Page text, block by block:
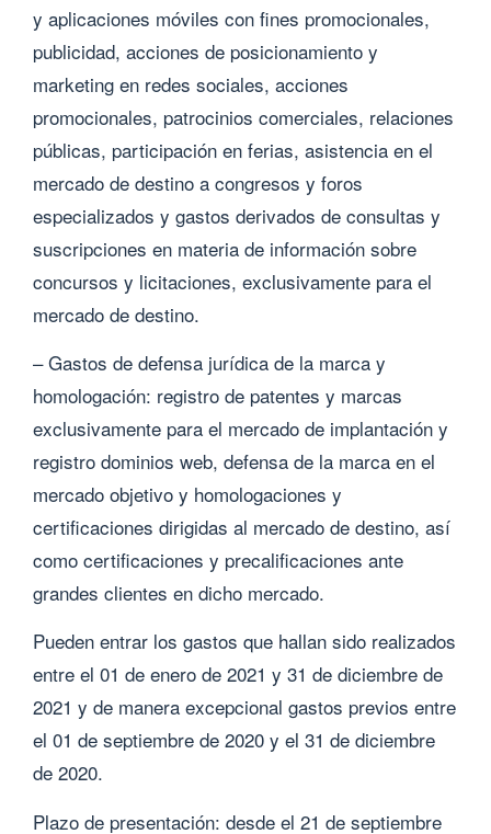
y aplicaciones móviles con fines promocionales,
publicidad, acciones de posicionamiento y
marketing en redes sociales, acciones
promocionales, patrocinios comerciales, relaciones
públicas, participación en ferias, asistencia en el
mercado de destino a congresos y foros
especializados y gastos derivados de consultas y
suscripciones en materia de información sobre
concursos y licitaciones, exclusivamente para el
mercado de destino.
– Gastos de defensa jurídica de la marca y
homologación: registro de patentes y marcas
exclusivamente para el mercado de implantación y
registro dominios web, defensa de la marca en el
mercado objetivo y homologaciones y
certificaciones dirigidas al mercado de destino, así
como certificaciones y precalificaciones ante
grandes clientes en dicho mercado.
Pueden entrar los gastos que hallan sido realizados
entre el 01 de enero de 2021 y 31 de diciembre de
2021 y de manera excepcional gastos previos entre
el 01 de septiembre de 2020 y el 31 de diciembre
de 2020.
Plazo de presentación: desde el 21 de septiembre